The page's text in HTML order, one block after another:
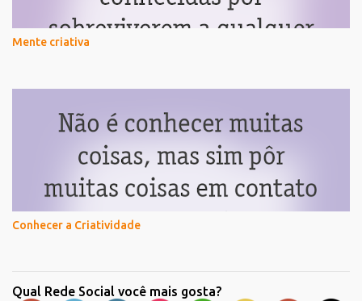
Mente criativa
Conhecer a Criatividade
Qual Rede Social você mais gosta?